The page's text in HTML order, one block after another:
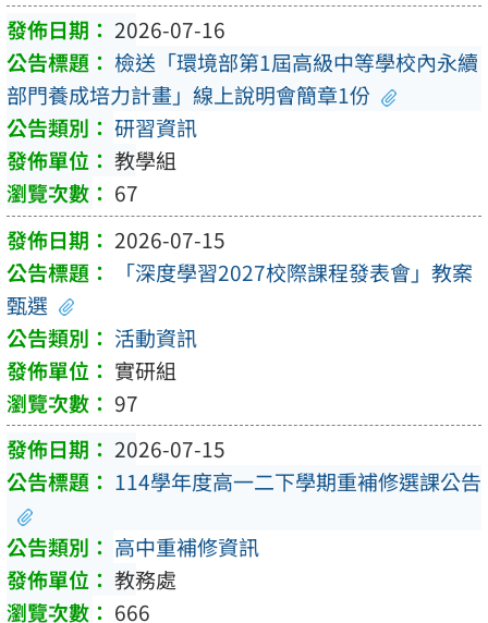
2026-07-16
檢送「環境部第1屆高級中等學校內永續
部門養成培力計畫」線上說明會簡章1份
研習資訊
教學組
67
2026-07-15
「深度學習2027校際課程發表會」教案
甄選
活動資訊
實研組
97
2026-07-15
114學年度高一二下學期重補修選課公告
高中重補修資訊
教務處
666